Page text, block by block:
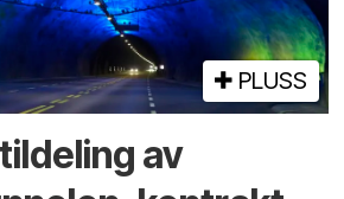
PLUSS
av